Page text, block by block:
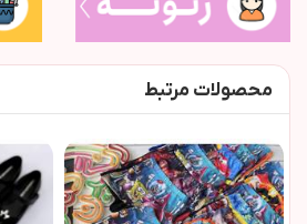
محصولات مرتبط